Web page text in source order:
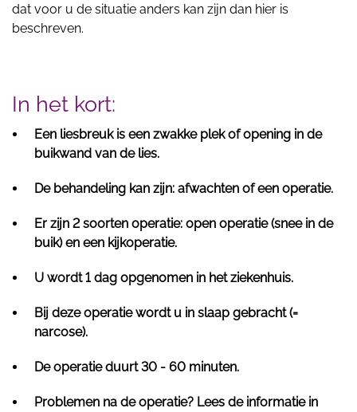
dat voor u de situatie anders kan zijn dan hier is
beschreven.
In het kort:
Een liesbreuk is een zwakke plek of opening in de
buikwand van de lies.
De behandeling kan zijn: afwachten of een operatie.
Er zijn 2 soorten operatie: open operatie (snee in de
buik) en een kijkoperatie.
U wordt 1 dag opgenomen in het ziekenhuis.
Bij deze operatie wordt u in slaap gebracht (=
narcose).
De operatie duurt 30 - 60 minuten.
Problemen na de operatie? Lees de informatie in